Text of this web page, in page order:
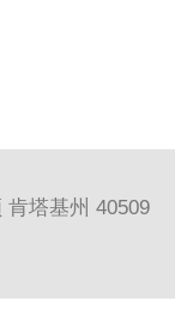
肯塔基州 40509